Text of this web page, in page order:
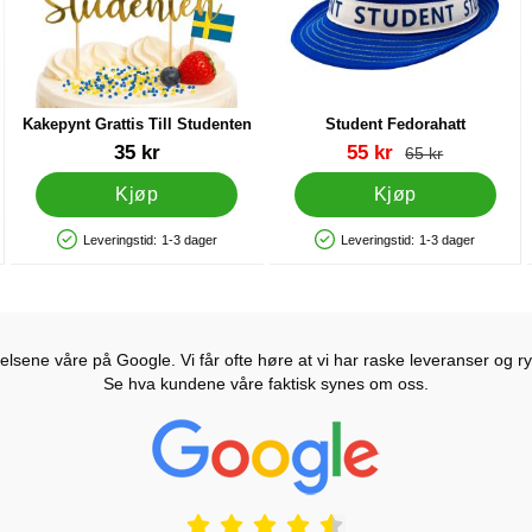
Kakepynt Grattis Till Studenten
Varenummer 27851
35 kr
Kjøp
Produkttilgjengelighet: På lager
Leveringstid: 1-3 dager
Student Fedorahatt
Varenummer 27883
ny pris
55 kr gammel pris
65 kr
Kjøp
Produkttilgjengelighet: På lager
Leveringstid: 1-3 dager
våre på Google. Vi får ofte høre at vi har raske leveranser og
Se hva kundene våre faktisk synes om oss.
Prisjakt Vurdering: 4.6 Stjerne